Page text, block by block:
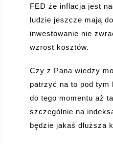
FED że inflacja jest
ludzie jeszcze mają
inwestowanie nie
wzrost kosztów.
Czy z Pana wiedzy
patrzyć na to pod tym
do tego momentu aż
szczególnie na
będzie jakaś dłuższa